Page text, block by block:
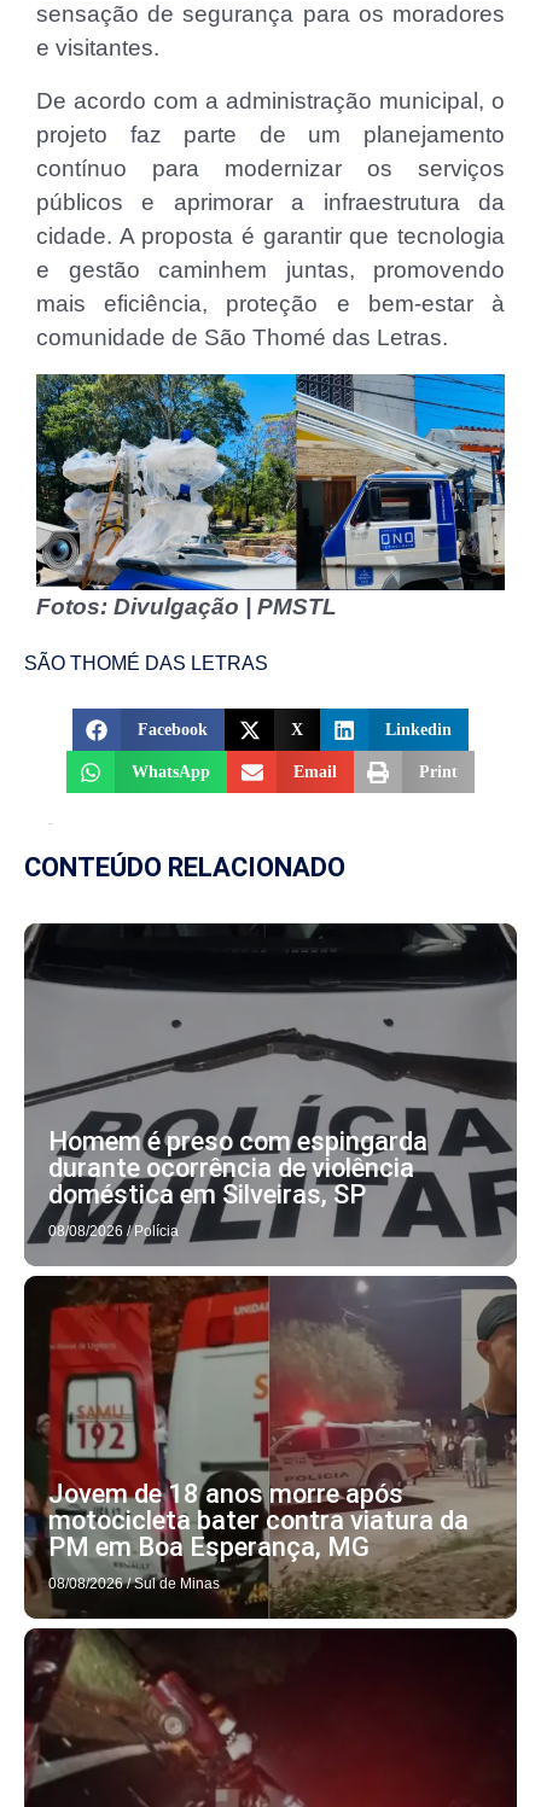
sensação de segurança para os moradores
e visitantes.
De acordo com a administração municipal, o
projeto faz parte de um planejamento
contínuo para modernizar os serviços
públicos e aprimorar a infraestrutura da
cidade. A proposta é garantir que tecnologia
e gestão caminhem juntas, promovendo
mais eficiência, proteção e bem-estar à
comunidade de São Thomé das Letras.
Fotos: Divulgação | PMSTL
SÃO THOMÉ DAS LETRAS
Facebook X Linkedin
WhatsApp Email Print
CONTEÚDO RELACIONADO
Homem é preso com espingarda
durante ocorrência de violência
doméstica em Silveiras, SP
08/08/2026 / Polícia
Jovem de 18 anos morre após
motocicleta bater contra viatura da
PM em Boa Esperança, MG
08/08/2026 / Sul de Minas